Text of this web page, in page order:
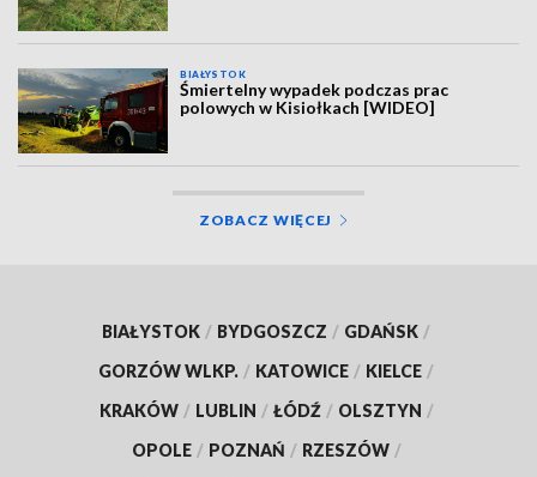
BIAŁYSTOK
Śmiertelny wypadek podczas prac
polowych w Kisiołkach [WIDEO]
ZOBACZ WIĘCEJ
BIAŁYSTOK / BYDGOSZCZ / GDAŃSK /
GORZÓW WLKP. / KATOWICE / KIELCE /
KRAKÓW / LUBLIN / ŁÓDŹ / OLSZTYN /
OPOLE / POZNAŃ / RZESZÓW /